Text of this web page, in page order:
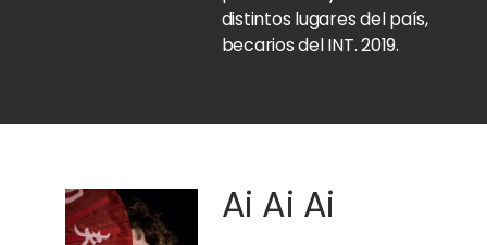
distintos lugares del país,
becarios del INT. 2019.
Ai Ai Ai